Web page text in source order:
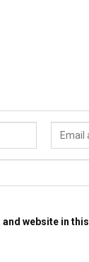
and website in